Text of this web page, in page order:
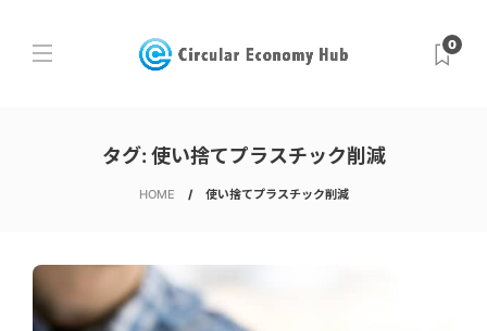
0
タグ: 使い捨てプラスチック削減
HOME 使い捨てプラスチック削減